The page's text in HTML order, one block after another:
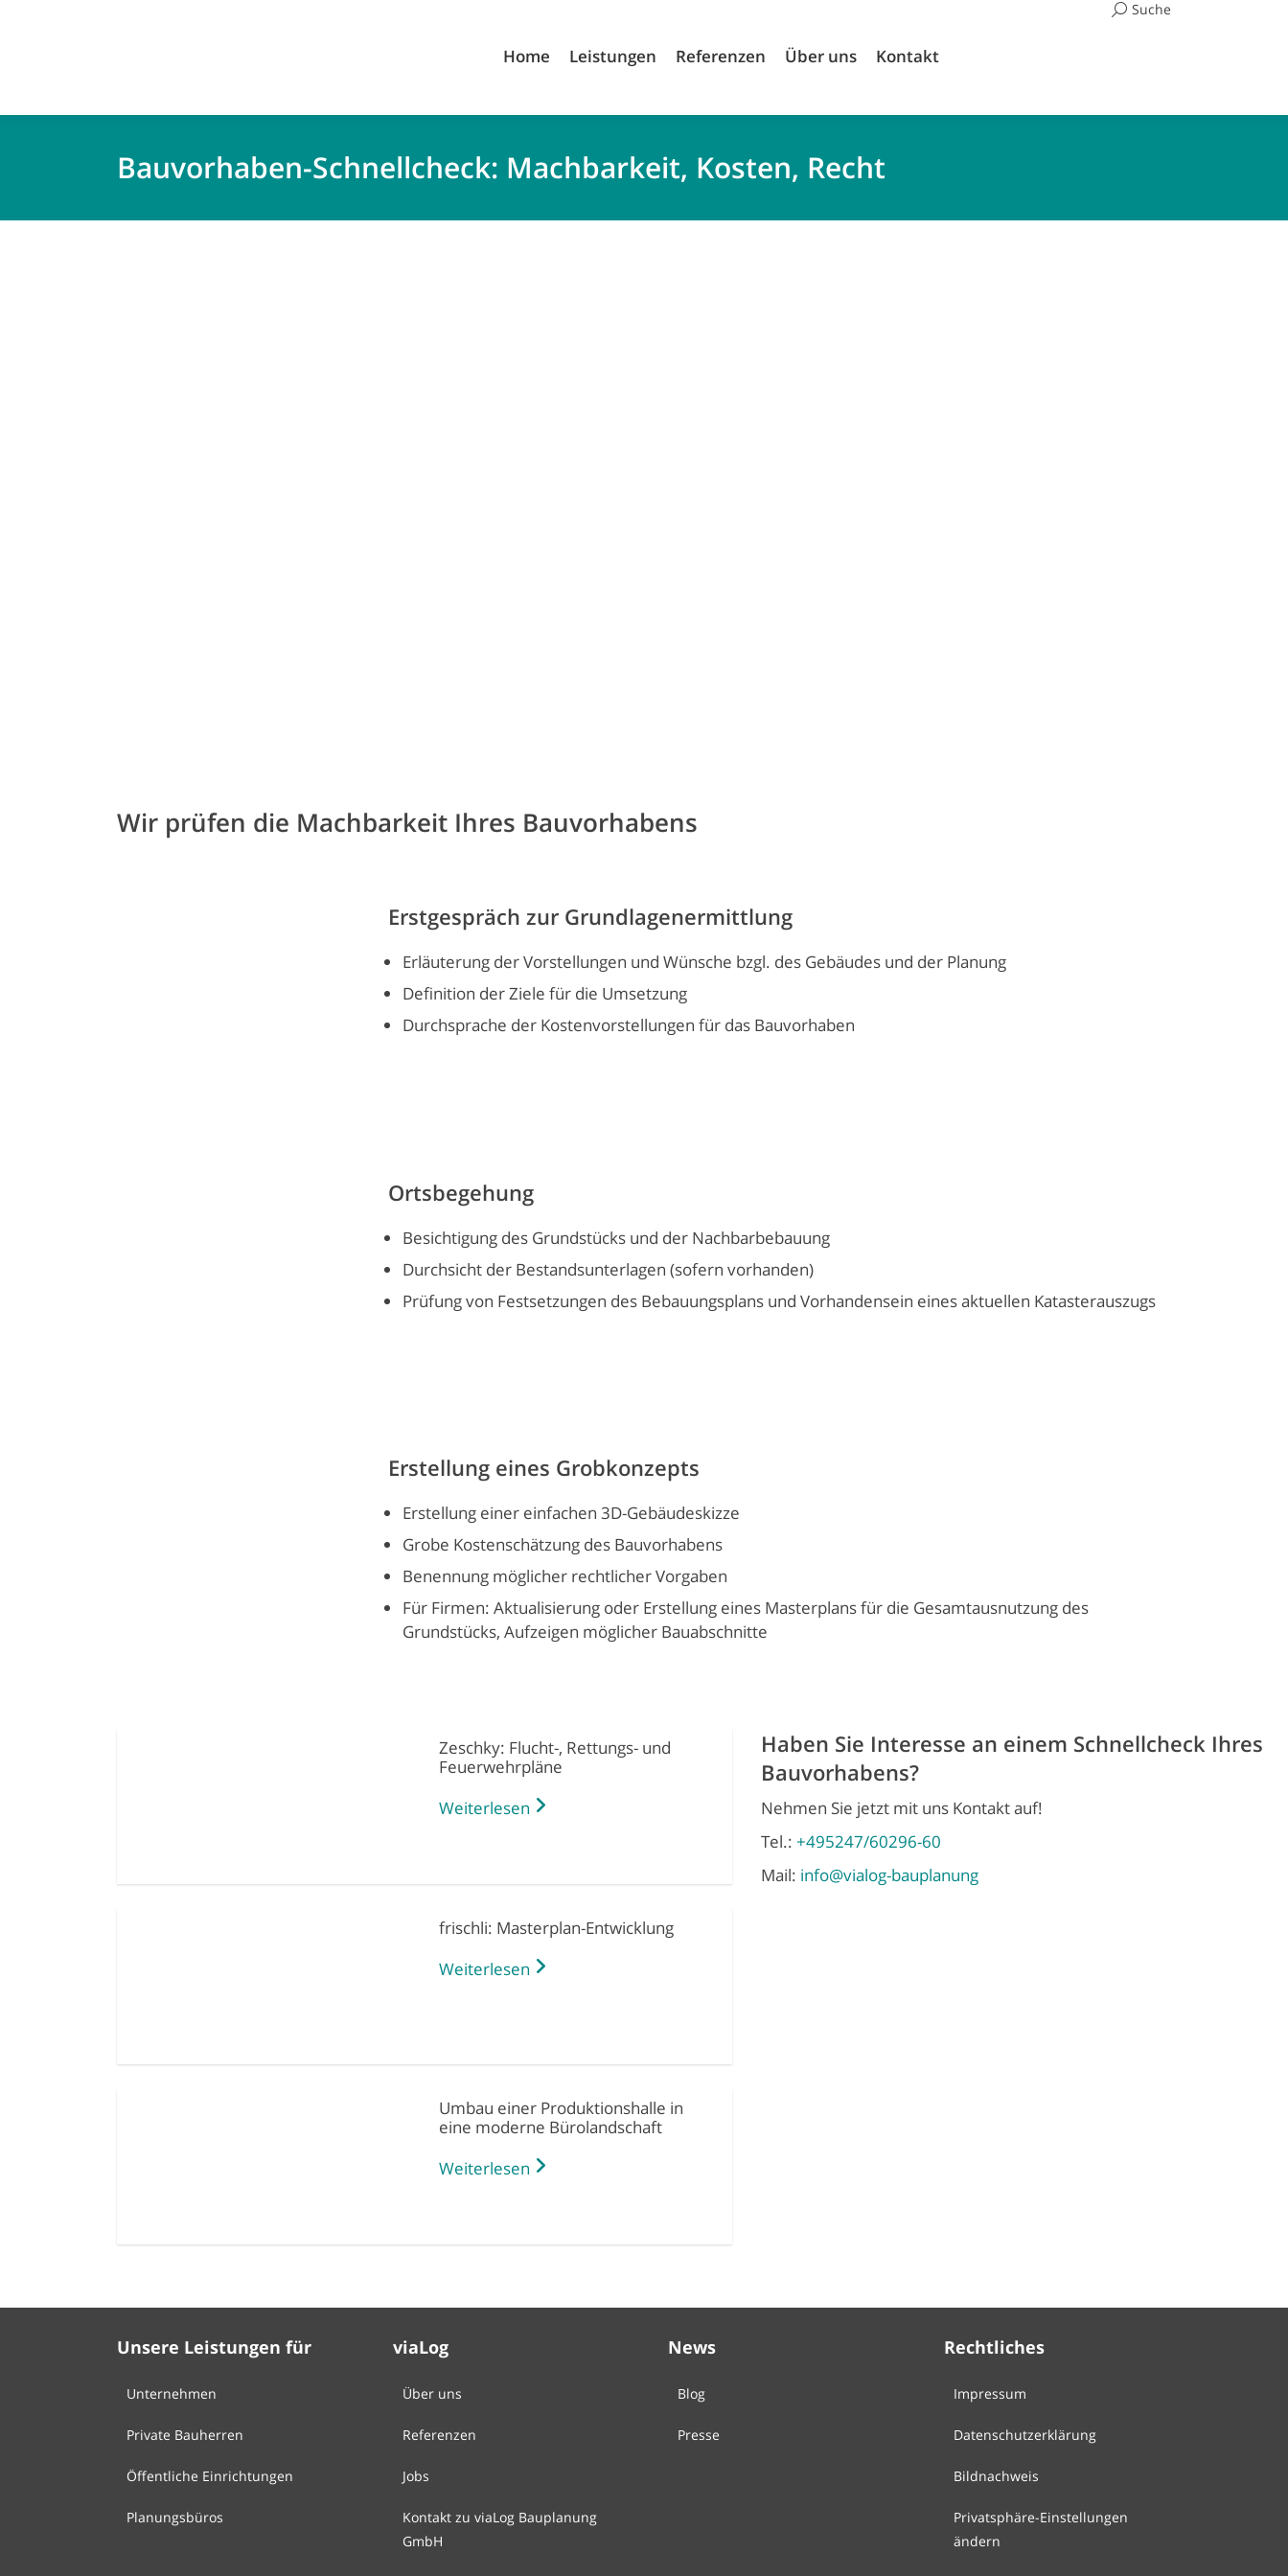
Suchen:
Suche
Home Leistungen Referenzen Über uns Kontakt
Bauvorhaben-Schnellcheck: Machbarkeit, Kosten, Recht
Wir prüfen die Machbarkeit Ihres Bauvorhabens
Erstgespräch zur Grundlagenermittlung
Erläuterung der Vorstellungen und Wünsche bzgl. des Gebäudes und der Planung
Definition der Ziele für die Umsetzung
Durchsprache der Kostenvorstellungen für das Bauvorhaben
Ortsbegehung
Besichtigung des Grundstücks und der Nachbarbebauung
Durchsicht der Bestandsunterlagen (sofern vorhanden)
Prüfung von Festsetzungen des Bebauungsplans und Vorhandensein eines aktuellen Katasterauszugs
Erstellung eines Grobkonzepts
Erstellung einer einfachen 3D-Gebäudeskizze
Grobe Kostenschätzung des Bauvorhabens
Benennung möglicher rechtlicher Vorgaben
Für Firmen: Aktualisierung oder Erstellung eines Masterplans für die Gesamtausnutzung des
Grundstücks, Aufzeigen möglicher Bauabschnitte
Zeschky: Flucht-, Rettungs- und
Feuerwehrpläne
Weiterlesen
frischli: Masterplan-Entwicklung
Weiterlesen
Umbau einer Produktionshalle in
eine moderne Bürolandschaft
Weiterlesen
Haben Sie Interesse an einem Schnellcheck Ihres
Bauvorhabens?
Nehmen Sie jetzt mit uns Kontakt auf!
Tel.: +495247/60296-60
Mail: info@vialog-bauplanung
Unsere Leistungen für
Unternehmen
Private Bauherren
Öffentliche Einrichtungen
Planungsbüros
viaLog
Über uns
Referenzen
Jobs
Kontakt zu viaLog Bauplanung
GmbH
News
Blog
Presse
Rechtliches
Impressum
Datenschutzerklärung
Bildnachweis
Privatsphäre-Einstellungen
ändern